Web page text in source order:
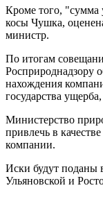
Кроме того, "сумма
косы Чушка,
министр.
По итогам
Росприроднадзору
нахождения
государства
Министерство
привлечь в
компании.
Иски будут поданы
Ульяновской и